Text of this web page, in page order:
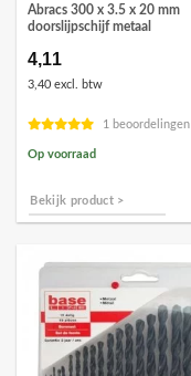
Abracs 300 x 3.5 x 20 mm
doorslijpschijf metaal
4,11
3,40 excl. btw
1 beoordelingen
Op voorraad
Bekijk product >